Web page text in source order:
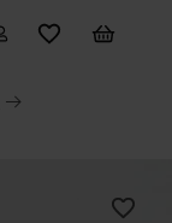
→